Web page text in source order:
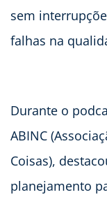
sem
falhas na
Durante o
ABINC
Coisas),
planejamento